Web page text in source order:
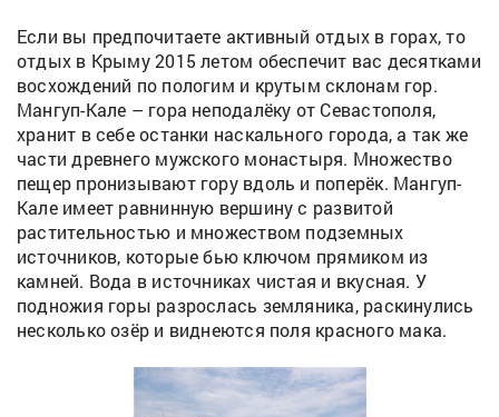
Если вы предпочитаете активный отдых в горах, то
отдых в Крыму 2015 летом обеспечит вас десятками
восхождений по пологим и крутым склонам гор.
Мангуп-Кале – гора неподалёку от Севастополя,
хранит в себе останки наскального города, а так же
части древнего мужского монастыря. Множество
пещер пронизывают гору вдоль и поперёк. Мангуп-
Кале имеет равнинную вершину с развитой
растительностью и множеством подземных
источников, которые бью ключом прямиком из
камней. Вода в источниках чистая и вкусная. У
подножия горы разрослась земляника, раскинулись
несколько озёр и виднеются поля красного мака.